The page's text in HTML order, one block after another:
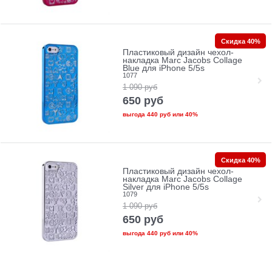
Пластиковый дизайн чехол-
накладка Marc Jacobs Collage
Blue для iPhone 5/5s
1077
1 090 руб
650 руб
выгода 440 рубили 40%
Скидка 40%
Пластиковый дизайн чехол-
накладка Marc Jacobs Collage
Silver для iPhone 5/5s
1079
1 090 руб
650 руб
выгода 440 рубили 40%
Скидка 40%